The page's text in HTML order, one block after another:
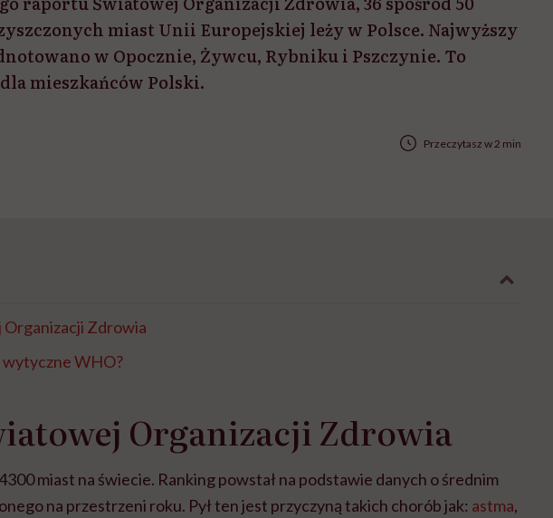
miast Unii Europejskiej leży w Polsce. Najwyższy
w Opocznie, Żywcu, Rybniku i Pszczynie. To
mieszkańców Polski.
Przeczytasz w 2 min
Zdrowia
wytyczne WHO?
Organizacji Zdrowia
miast na świecie. Ranking powstał na podstawie danych o średnim
na przestrzeni roku. Pył ten jest przyczyną takich chorób jak: astma,